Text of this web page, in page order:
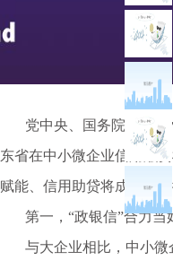
党中央、国务院围绕中
东省在中小微企业信用融
赋能、信用助贷将成为中
第一，“政银信”合力当
与大企业相比，中小微